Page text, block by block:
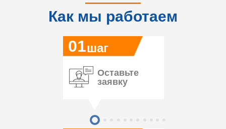
Как мы работаем
01
Оставьте
заявку
шаг